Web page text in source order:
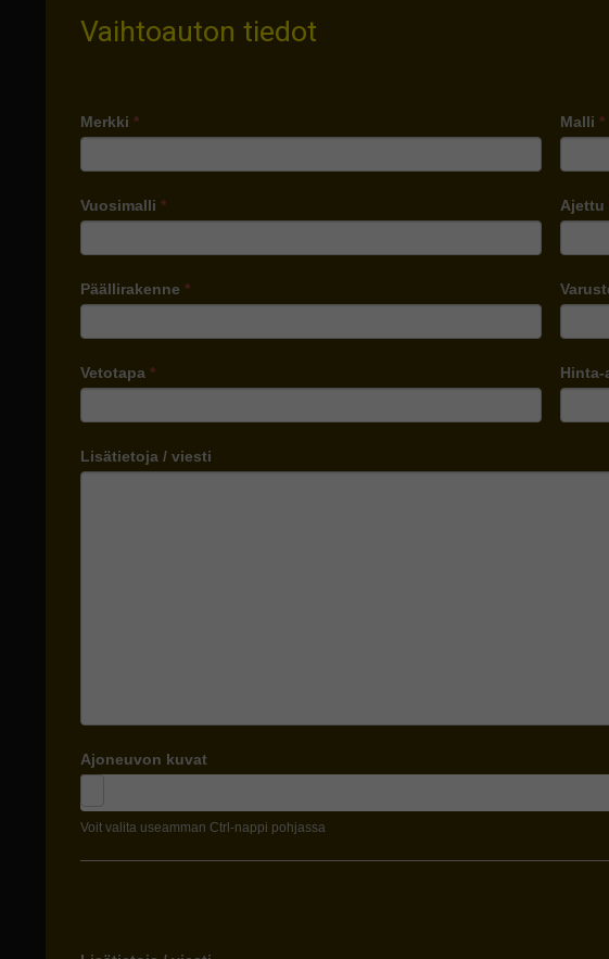
Vaihtoauton tiedot
Merkki * Malli*
Vuosimalli * Ajettu
Päällirakenne *
Vetotapa *
Lisätietoja / viesti
Ajoneuvon kuvat
Voit valita useamman Ctrl-nappi pohjassa